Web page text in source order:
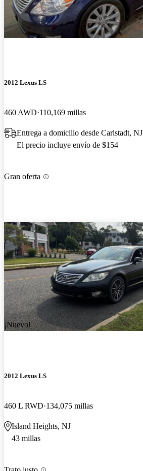
2012 Lexus LS
460 AWD 110,169 millas
Entrega a domicilio desde Carlstadt, NJ
El precio incluye envío de $154
Gran oferta
¡Nuevo!
2012 Lexus LS
460 L RWD 134,075 millas
Island Heights, NJ
43 millas